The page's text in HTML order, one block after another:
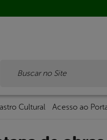
Cultural Acesso ao